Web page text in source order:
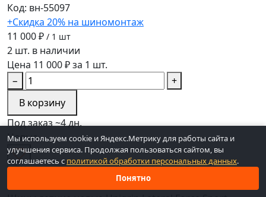
Код: вн-55097
+Скидка 20% на шиномонтаж
11 000 ₽ / 1 шт
2 шт. в наличии
Цена 11 000 ₽ за 1 шт.
−
+
В корзину
Под заказ ~4 дн.
Новые
Мы используем cookie и Яндекс.Метрику для работы сайта и
улучшения сервиса. Продолжая пользоваться сайтом, вы
соглашаетесь с политикой обработки персональных данных.
Понятно